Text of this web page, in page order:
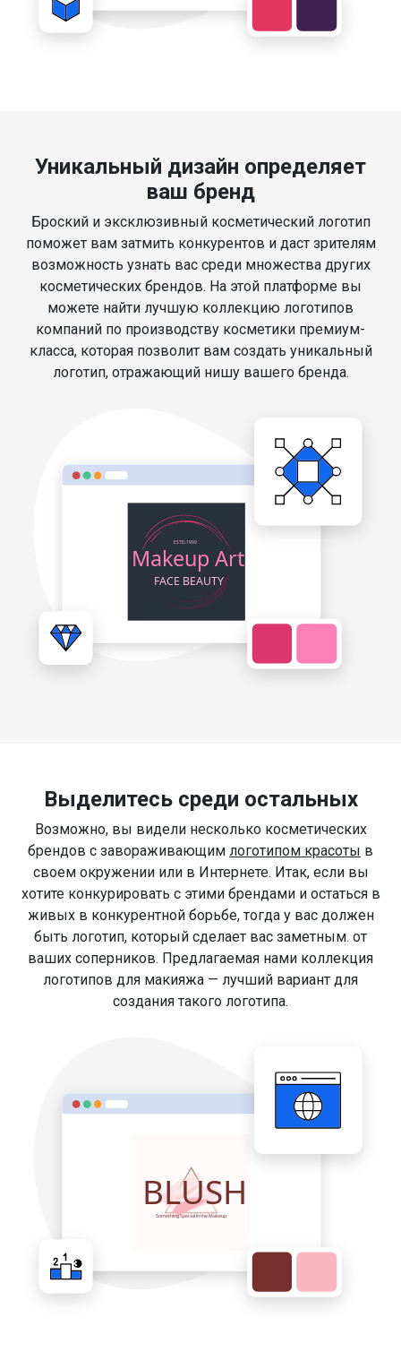
Уникальный дизайн определяет
ваш бренд
Броский и эксклюзивный косметический логотип
поможет вам затмить конкурентов и даст зрителям
возможность узнать вас среди множества других
косметических брендов. На этой платформе вы
можете найти лучшую коллекцию логотипов
компаний по производству косметики премиум-
класса, которая позволит вам создать уникальный
логотип, отражающий нишу вашего бренда.
Выделитесь среди остальных
Возможно, вы видели несколько косметических
брендов с завораживающим логотипом красоты в
своем окружении или в Интернете. Итак, если вы
хотите конкурировать с этими брендами и остаться в
живых в конкурентной борьбе, тогда у вас должен
быть логотип, который сделает вас заметным. от
ваших соперников. Предлагаемая нами коллекция
логотипов для макияжа — лучший вариант для
создания такого логотипа.